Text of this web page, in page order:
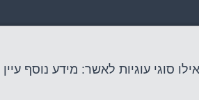
סוגי עוגיות לאשר: מידע נוסף עיין